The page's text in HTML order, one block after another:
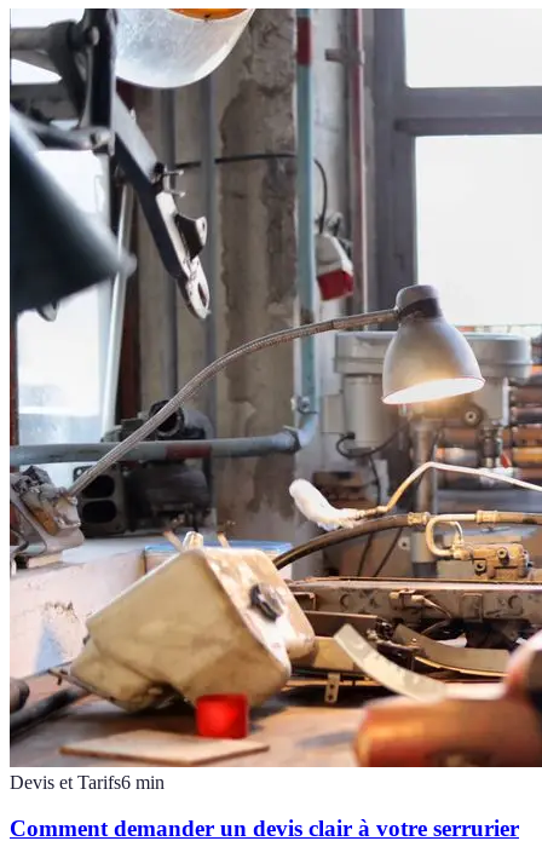
Devis et Tarifs6 min
Comment demander un devis clair à votre serrurier